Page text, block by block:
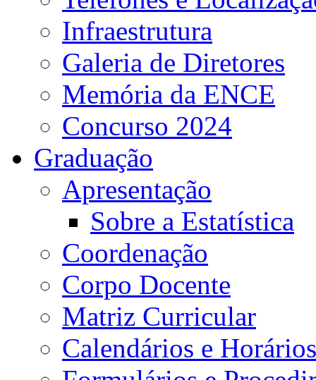
Infraestrutura
Galeria de Diretores
Memória da ENCE
Concurso 2024
Graduação
Apresentação
Sobre a Estatística
Coordenação
Corpo Docente
Matriz Curricular
Calendários e Horários